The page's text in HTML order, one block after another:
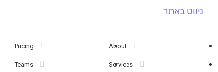
ניווט באתר
About
Services
Pricing
Teams